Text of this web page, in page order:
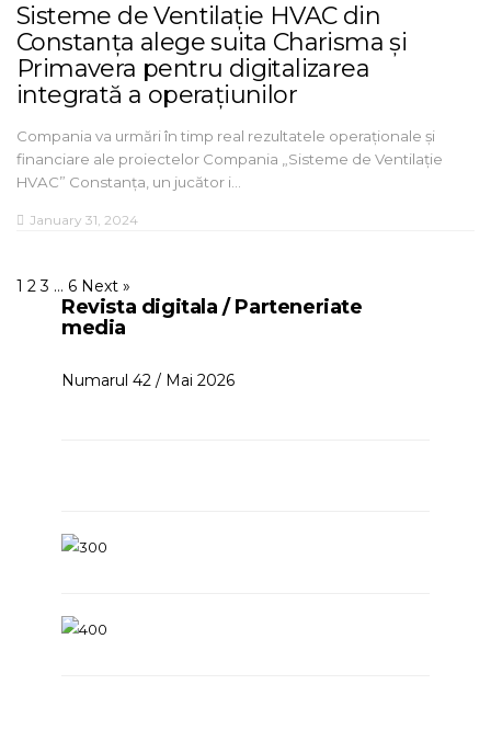
Sisteme de Ventilație HVAC din
Constanța alege suita Charisma și
Primavera pentru digitalizarea
integrată a operațiunilor
Compania va urmări în timp real rezultatele operaționale și
financiare ale proiectelor Compania „Sisteme de Ventilație
HVAC” Constanța, un jucător i…
January 31, 2024
1 2 3 … 6 Next »
Revista digitala / Parteneriate
media
Numarul 42 / Mai 2026